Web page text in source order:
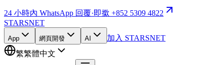
24 小時內 WhatsApp 回覆·即撳 +852 5309 4822
STARSNET
App 網頁開發 AI
加入 STARSNET
繁繁體中文